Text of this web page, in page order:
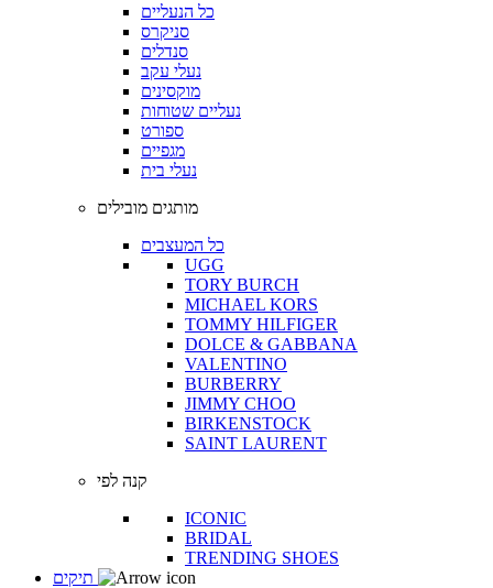
כל הנעליים
סניקרס
סנדלים
נעלי עקב
מוקסינים
נעליים שטוחות
ספורט
מגפיים
נעלי בית
מותגים מובילים
כל המעצבים
UGG
TORY BURCH
MICHAEL KORS
TOMMY HILFIGER
DOLCE & GABBANA
VALENTINO
BURBERRY
JIMMY CHOO
BIRKENSTOCK
SAINT LAURENT
קנה לפי
ICONIC
BRIDAL
TRENDING SHOES